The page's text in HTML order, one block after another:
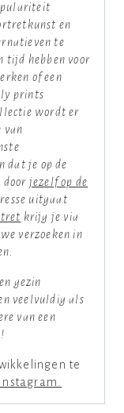
en
te
tijd hebben voor
of een
prints
wordt er
van
dat je op de
door jezelf op de
uitgaat
krijg je via
verzoeken in
gezin
veelvuldig als
van een
te
Instagram.